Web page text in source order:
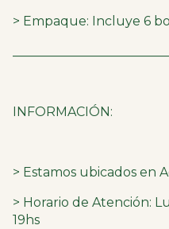
> Empaque: Incluye 6
INFORMACIÓN:
> Estamos ubicados en
> Horario de Atención:
19hs